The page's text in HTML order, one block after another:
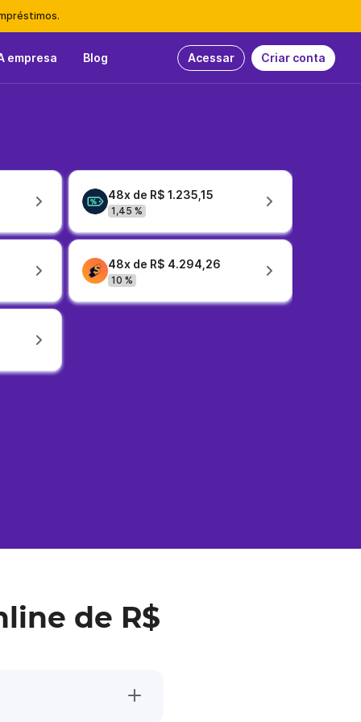
empresa Blog Acessar Criar conta
48x de R$ 1.235,15
1,45 %
48x de R$ 4.294,26
10 %
de R$